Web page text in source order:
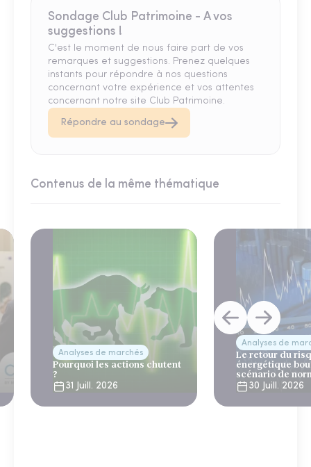
Sondage Club Patrimoine - A vos
suggestions !
C'est le moment de nous faire part de vos
remarques et suggestions. Prenez quelques
instants pour répondre à nos questions
concernant votre expérience et vos attentes
concernant notre site Club Patrimoine.
Répondre au sondage
Contenus de la même thématique
Analyses de marchés
Pourquoi les actions chutent
?
31 Juill. 2026
Analyses de
Le retour du
énergétique
scénario de
30 Juill. 2026